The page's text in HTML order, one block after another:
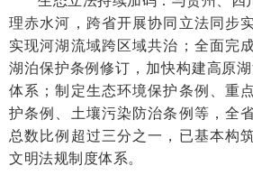
理赤水河，跨省开展协同立法同步
实现河湖流域跨区域共治；全面完
湖泊保护条例修订，加快构建高原
体系；制定生态环境保护条例、重
护条例、土壤污染防治条例等，全
总数比例超过三分之一，已基本构
文明法规制度体系。